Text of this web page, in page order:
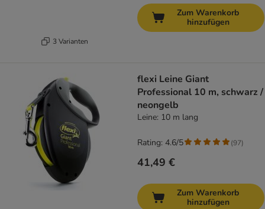
3 Varianten
Zum Warenkorb
hinzufügen
flexi Leine Giant
Professional 10 m, schwarz /
neongelb
Leine: 10 m lang
41,49 €
Rating: 4.6/5 (97)
Zum Warenkorb
hinzufügen